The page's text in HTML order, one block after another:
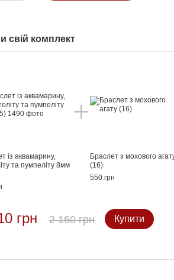
свій комплект
із аквамарину,
та пумпеліту 8мм
Браслет з мохового
(16)
550 грн
грн 2 160 грн Купити